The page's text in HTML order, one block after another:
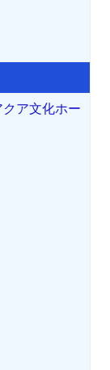
ア文化ホー